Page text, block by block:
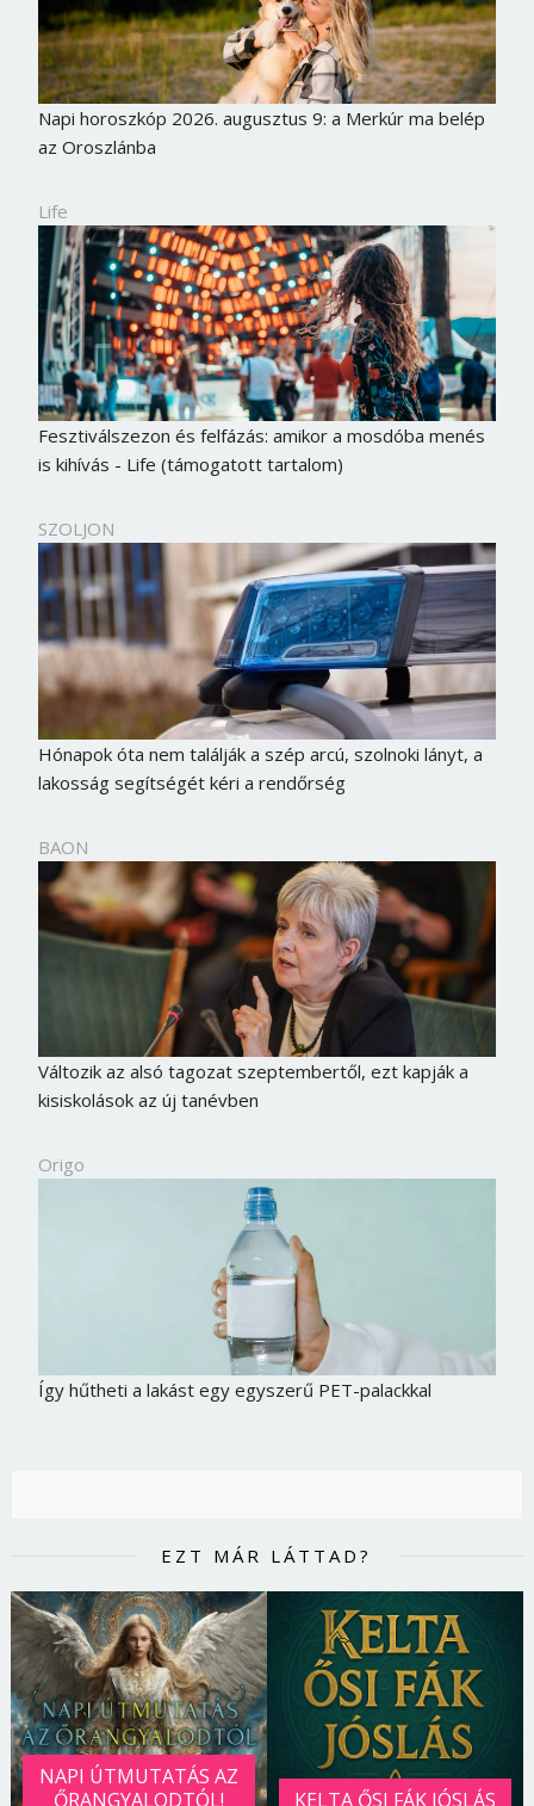
Napi horoszkóp 2026. augusztus 9: a Merkúr ma belép
az Oroszlánba
Life
Fesztiválszezon és felfázás: amikor a mosdóba menés
is kihívás - Life (támogatott tartalom)
SZOLJON
Hónapok óta nem találják a szép arcú, szolnoki lányt, a
lakosság segítségét kéri a rendőrség
BAON
Változik az alsó tagozat szeptembertől, ezt kapják a
kisiskolások az új tanévben
Origo
Így hűtheti a lakást egy egyszerű PET-palackkal
EZT MÁR LÁTTAD?
NAPI ÚTMUTATÁS AZ
ŐRANGYALODTÓL!
KELTA ŐSI FÁK JÓSLÁS
Borsonline bejelentkezés
E-mail cím vagy felhasználónév